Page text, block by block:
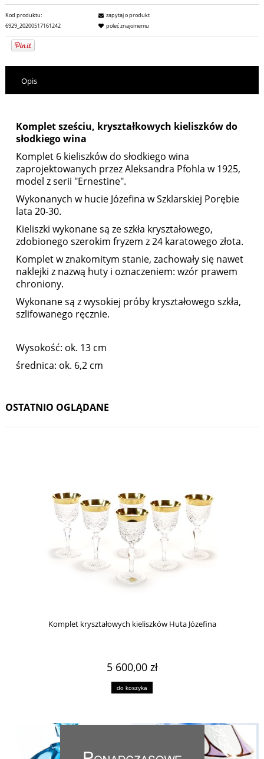
Kod produktu:
6929_20200517161242
zapytaj o produkt
poleć znajomemu
Opis
Komplet sześciu, kryształkowych kieliszków do
słodkiego wina
Komplet 6 kieliszków do słodkiego wina
zaprojektowanych przez Aleksandra Pfohla w 1925,
model z serii "Ernestine".
Wykonanych w hucie Józefina w Szklarskiej Porębie
lata 20-30.
Kieliszki wykonane są ze szkła kryształowego,
zdobionego szerokim fryzem z 24 karatowego złota.
Komplet w znakomitym stanie, zachowały się nawet
naklejki z nazwą huty i oznaczeniem: wzór prawem
chroniony.
Wykonane są z wysokiej próby kryształowego szkła,
szlifowanego ręcznie.
Wysokość: ok. 13 cm
średnica: ok. 6,2 cm
OSTATNIO OGLĄDANE
Komplet kryształowych kieliszków Huta Józefina
5 600,00 zł
do koszyka